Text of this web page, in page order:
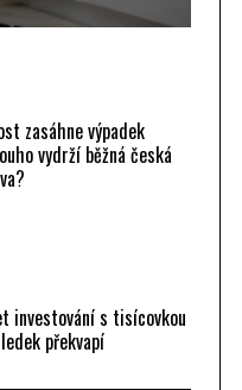
zasáhne výpadek
vydrží běžná česká
investování s tisícovkou
překvapí